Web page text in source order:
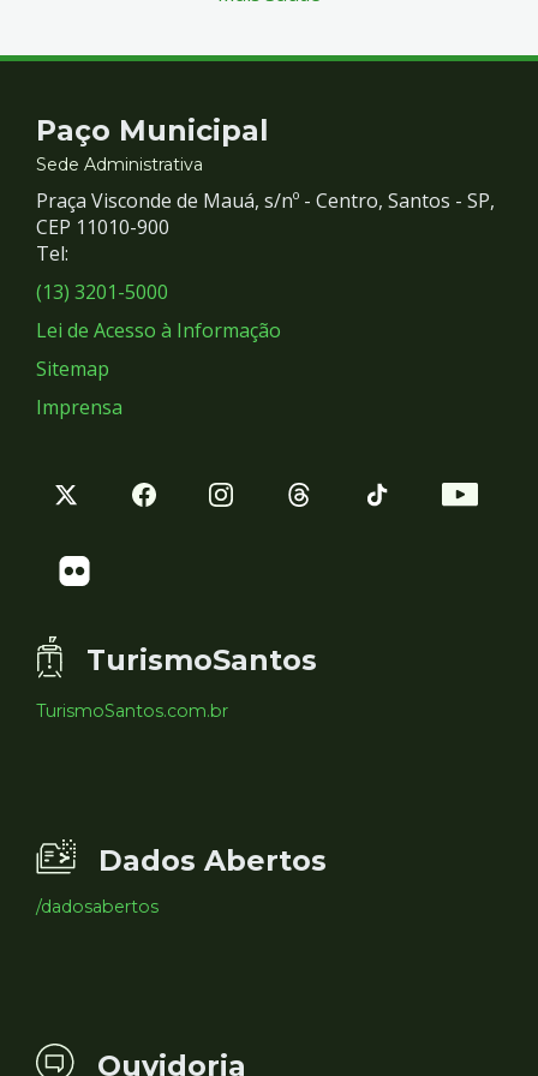
Contato
e
Redes
Sociais
Paço Municipal
Sede Administrativa
Praça Visconde de Mauá, s/nº - Centro, Santos - SP,
CEP 11010-900
Tel:
(13) 3201-5000
Lei de Acesso à Informação
Sitemap
Imprensa
TurismoSantos
TurismoSantos.com.br
Dados Abertos
/dadosabertos
Ouvidoria